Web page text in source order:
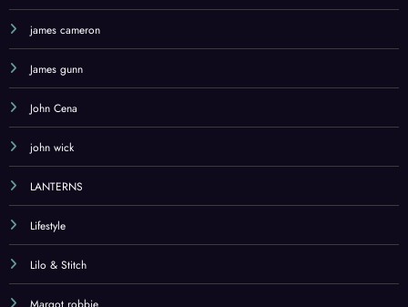
james cameron
James gunn
John Cena
john wick
LANTERNS
Lifestyle
Lilo & Stitch